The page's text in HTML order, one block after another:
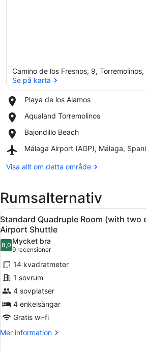
Camino de los Fresnos, 9,
Se på karta
Playa de los Alamos
Place,
de
Alamos
Aqualand Torremolinos
Place,
Torremolinos
Bajondillo Beach
Place,
Beach
Málaga Airport (AGP), Málaga,
Airport,
Airport
Spanien
Visa allt om detta område
Rumsalternativ
Öppna
alla
foton
för
Standard
Quadruple
Room
(with
two
extra
beds)
Ett
6
Standard Quadruple Room (with two
Airport Shuttle
8,08,0 av 10
Mycket bra
9 recensioner
(9 recensioner)
14 kvadratmeter
1 sovrum
4 sovplatser
4 enkelsängar
Gratis wi-fi
Mer information
Mer